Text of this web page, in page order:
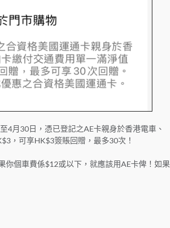
4月30日，憑已登記之AE卡親身於香港電車、
，可享HK$3簽賬回贈，最多30次！
你個車費係$12或以下，就應該用AE卡俾！如果